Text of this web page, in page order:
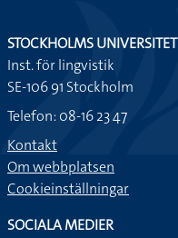
STOCKHOLMS UNIVERSITET
Inst. för lingvistik
SE-106 91 Stockholm
Telefon: 08-16 23 47
Kontakt
Om webbplatsen
Cookieinställningar
SOCIALA MEDIER